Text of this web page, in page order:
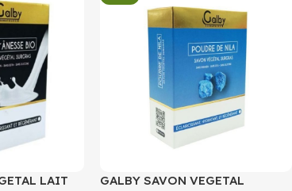
LAIT
GALBY SAVON VEGETAL